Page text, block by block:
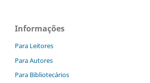
Informações
Para Leitores
Para Autores
Para Bibliotecários